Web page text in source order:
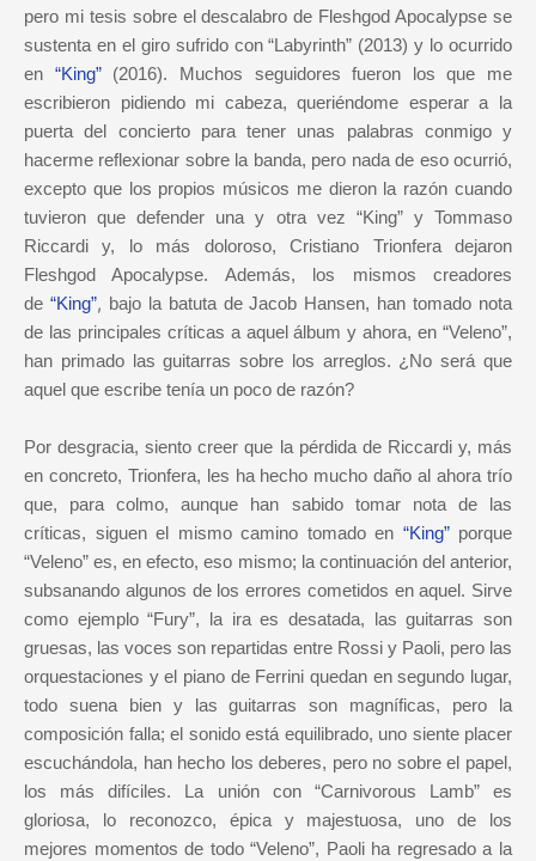
pero mi tesis sobre el descalabro de Fleshgod Apocalypse se
sustenta en el giro sufrido con “Labyrinth” (2013) y lo ocurrido
en “King”
(2016). Muchos seguidores fueron los que me
escribieron pidiendo mi cabeza, queriéndome esperar a la
puerta del concierto para tener unas palabras conmigo y
hacerme reflexionar sobre la banda, pero nada de eso ocurrió,
excepto que los propios músicos me dieron la razón cuando
tuvieron que defender una y otra vez “King” y Tommaso
Riccardi y, lo más doloroso, Cristiano Trionfera dejaron
Fleshgod Apocalypse. Además, los mismos creadores
de “King”, bajo la batuta de Jacob Hansen, han tomado nota
de las principales críticas a aquel álbum y ahora, en “Veleno”,
han primado las guitarras sobre los arreglos. ¿No será que
aquel que escribe tenía un poco de razón?
Por desgracia, siento creer que la pérdida de Riccardi y, más
en concreto, Trionfera, les ha hecho mucho daño al ahora trío
que, para colmo, aunque han sabido tomar nota de las
críticas, siguen el mismo camino tomado en “King” porque
“Veleno” es, en efecto, eso mismo; la continuación del anterior,
subsanando algunos de los errores cometidos en aquel. Sirve
como ejemplo “Fury”, la ira es desatada, las guitarras son
gruesas, las voces son repartidas entre Rossi y Paoli, pero las
orquestaciones y el piano de Ferrini quedan en segundo lugar,
todo suena bien y las guitarras son magníficas, pero la
composición falla; el sonido está equilibrado, uno siente placer
escuchándola, han hecho los deberes, pero no sobre el papel,
los más difíciles. La unión con “Carnivorous Lamb” es
gloriosa, lo reconozco, épica y majestuosa, uno de los
mejores momentos de todo “Veleno”, Paoli ha regresado a la